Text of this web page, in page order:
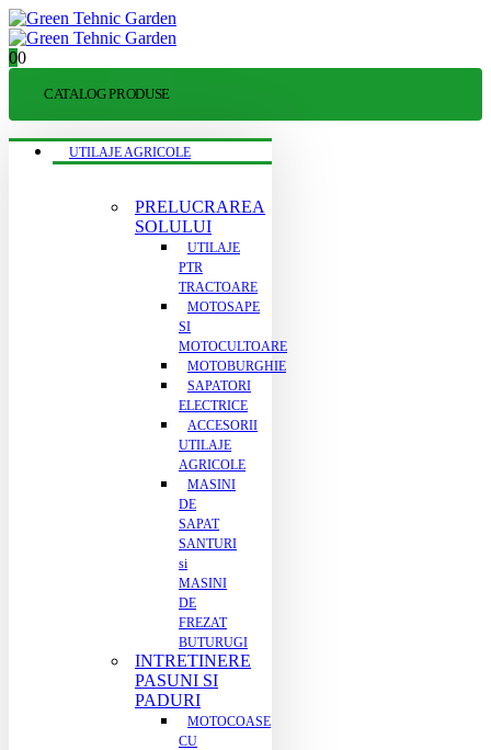
00
CATALOG PRODUSE
UTILAJE AGRICOLE
PRELUCRAREA
SOLULUI
UTILAJE
PTR
TRACTOARE
MOTOSAPE
SI
MOTOCULTOARE
MOTOBURGHIE
SAPATORI
ELECTRICE
ACCESORII
UTILAJE
AGRICOLE
MASINI
DE
SAPAT
SANTURI
si
MASINI
DE
FREZAT
BUTURUGI
INTRETINERE
PASUNI SI
PADURI
MOTOCOASE
CU